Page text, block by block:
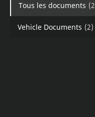
Tous les documents (2
Vehicle Documents (2)